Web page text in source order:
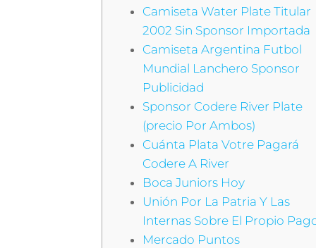
Camiseta Water Plate Titular
2002 Sin Sponsor Importada
Camiseta Argentina Futbol
Mundial Lanchero Sponsor
Publicidad
Sponsor Codere River Plate
(precio Por Ambos)
Cuánta Plata Votre Pagará
Codere A River
Boca Juniors Hoy
Unión Por La Patria Y Las
Internas Sobre El Propio
Mercado Puntos